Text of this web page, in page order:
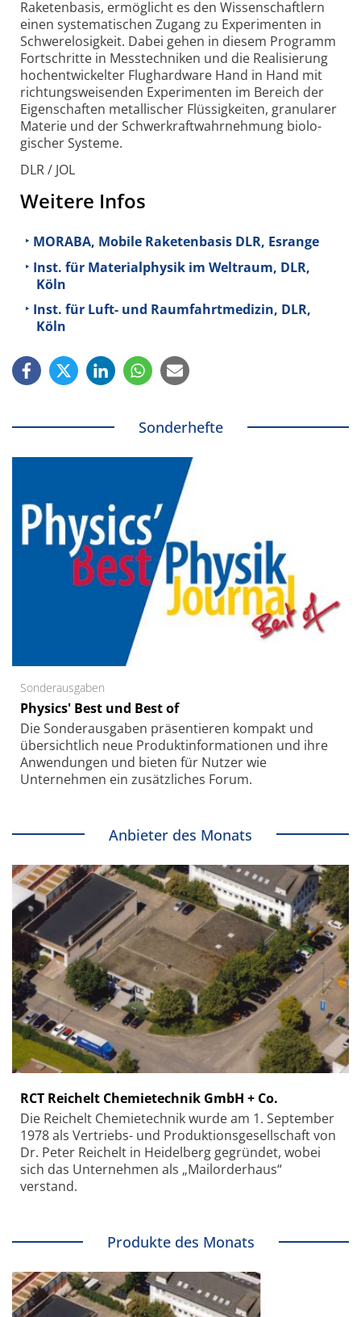
Raketen­basis, ermöglicht es den Wissen­schaftlern
einen systema­tischen Zugang zu Experi­menten in
Schwere­losigkeit. Dabei gehen in diesem Programm
Fort­schritte in Messtechniken und die Realisierung
hoch­entwickelter Flug­hardware Hand in Hand mit
richtungs­weisenden Experimenten im Bereich der
Eigen­schaften metal­lischer Flüssig­keiten, granularer
Materie und der Schwerkraft­wahrnehmung biolo­
gischer Systeme.
DLR / JOL
Weitere Infos
MORABA, Mobile Raketenbasis DLR, Esrange
Inst. für Materialphysik im Weltraum, DLR,
Köln
Inst. für Luft- und Raumfahrtmedizin, DLR,
Köln
Sonderhefte
Sonderausgaben
Physics' Best und Best of
Die Sonder­ausgaben präsentieren kompakt und
übersichtlich neue Produkt­informationen und ihre
Anwendungen und bieten für Nutzer wie
Unternehmen ein zusätzliches Forum.
Anbieter des Monats
RCT Reichelt Chemietechnik GmbH + Co.
Die Reichelt Chemietechnik wurde am 1. September
1978 als Vertriebs- und Produktionsgesellschaft von
Dr. Peter Reichelt in Heidelberg gegründet, wobei
sich das Unternehmen als „Mailorderhaus“
verstand.
Produkte des Monats